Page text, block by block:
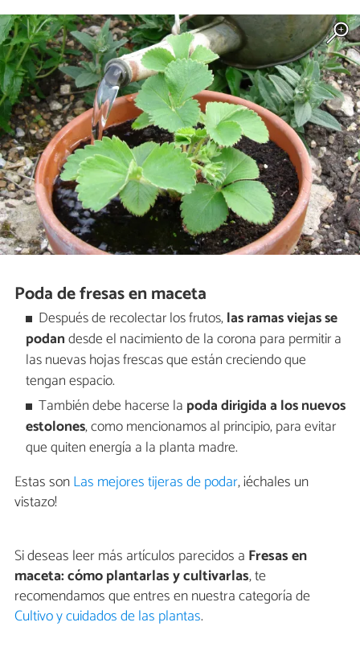
Poda de fresas en maceta
Después de recolectar los frutos,las ramas viejas se
podandesde el nacimiento de la corona para permitir a
las nuevas hojas frescas que están creciendo que
tengan espacio.
También debe hacerse la poda dirigida a los nuevos
estolones, como mencionamos al principio, para evitar
que quiten energía a la planta madre.
Estas sonLas mejores tijeras de podar, ¡échales un
vistazo!
Si deseas leer más artículos parecidos a Fresas en
maceta: cómo plantarlas y cultivarlas, te
recomendamos que entres en nuestra categoría de
Cultivo y cuidados de las plantas.